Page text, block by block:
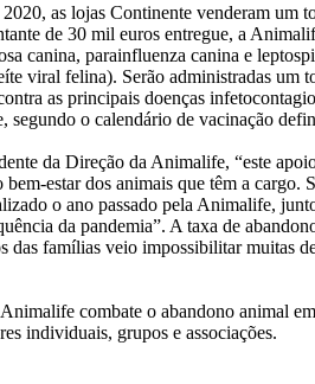
as lojas Continente venderam um
de 30 mil euros entregue, a
canina, parainfluenza canina e
viral felina). Serão administradas um
as principais doenças
segundo o calendário de vacinação
da Direção da Animalife, “este
bem-estar dos animais que têm a
o ano passado pela Animalife,
da pandemia”. A taxa de
das famílias veio impossibilitar muitas
combate o abandono animal
individuais, grupos e associações.